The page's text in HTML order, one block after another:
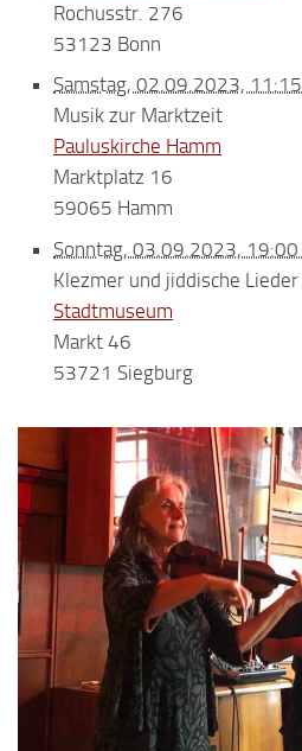
Rochusstr. 276
53123 Bonn
Samstag, 02.09.2023,
Musik zur Marktzeit
Pauluskirche Hamm
Marktplatz 16
59065 Hamm
Sonntag, 03.09.2023, 19:00
Klezmer und jiddische Lieder
Stadtmuseum
Markt 46
53721 Siegburg